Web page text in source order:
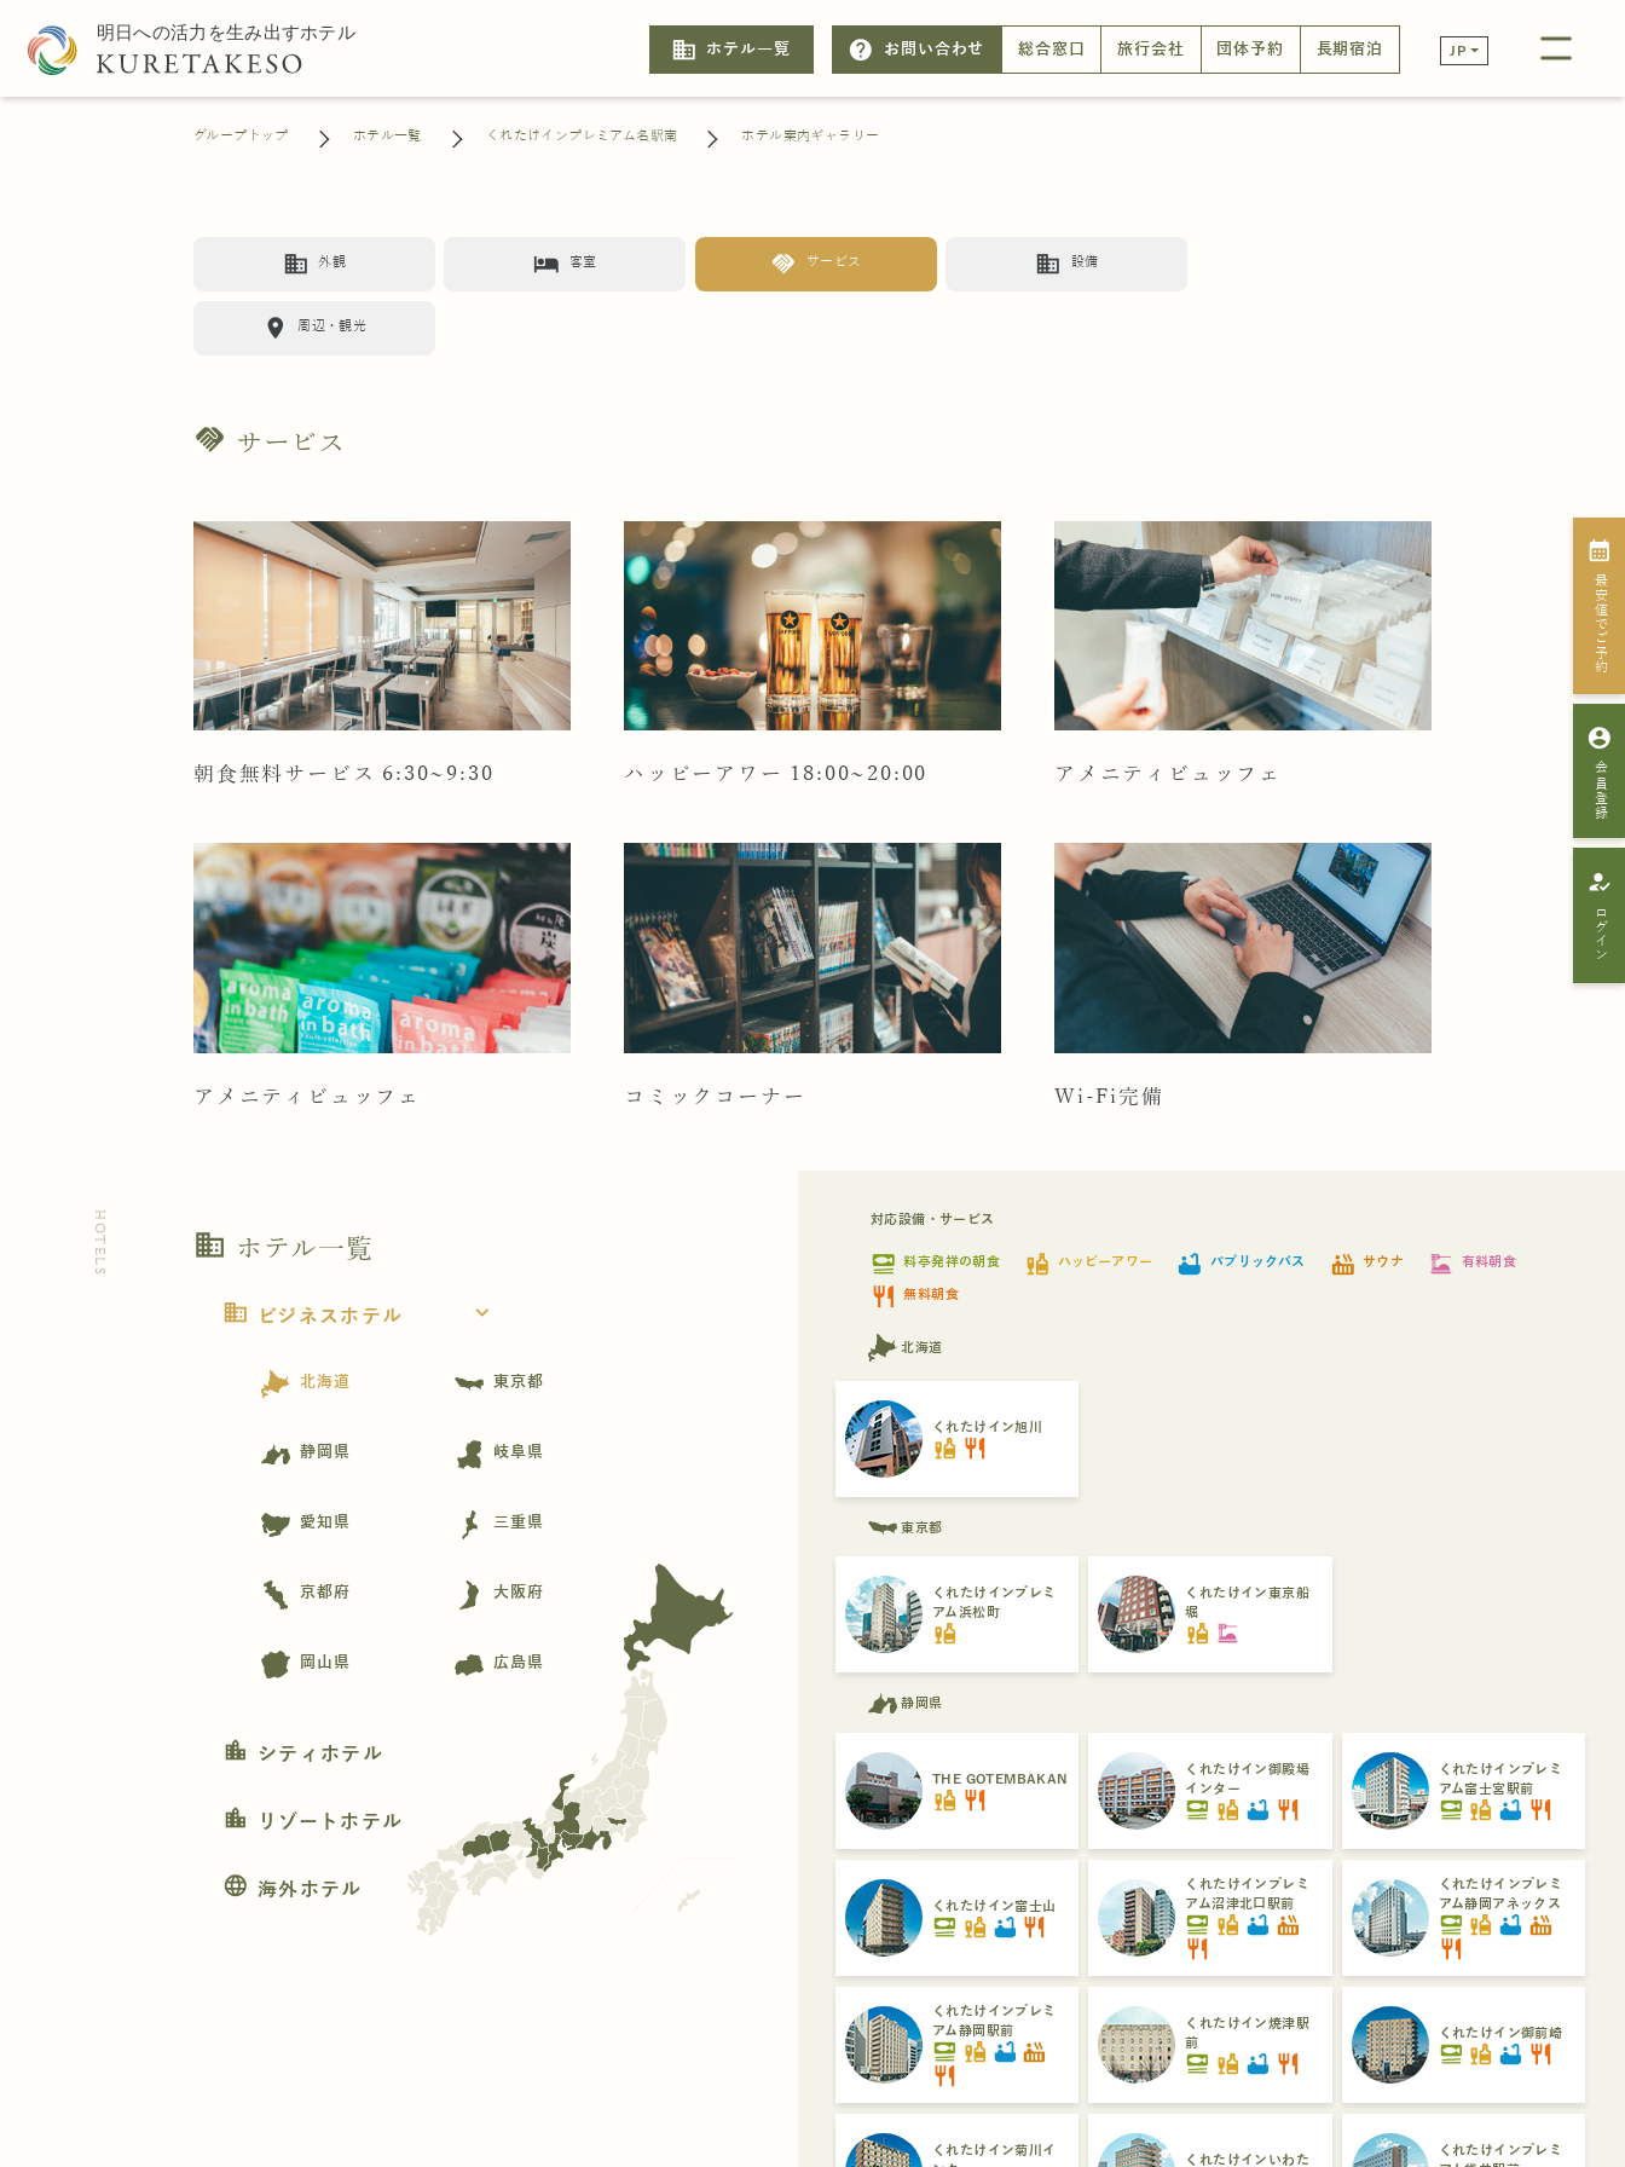
business ホテル一覧 help お問い合わせ 総合窓口 旅行会社 団体予約 長期宿泊 JP
calendar_month
最安値でご予約
account_circle
会員登録
how_to_reg
ログイン
グループトップ ホテル一覧 くれたけインプレミアム名駅南 ホテル案内ギャラリー
business 外観 hotel 客室 handshake サービス business 設備
location_on 周辺・観光
handshake サービス
朝食無料サービス 6:30~9:30 ハッピーアワー 18:00~20:00 アメニティビュッフェ
アメニティビュッフェ コミックコーナー Wi-Fi完備
HOTELS business ホテル一覧
business ビジネスホテル expand_more
北海道 東京都
静岡県 岐阜県
愛知県 三重県
京都府 大阪府
岡山県 広島県
location_city シティホテル
location_city リゾートホテル
language 海外ホテル
対応設備・サービス
set_meal 料亭発祥の朝食 liquor ハッピーアワー bathtub パブリックバス hot_tub サウナ dinner_dining 有料朝食
restaurant 無料朝食
北海道
くれたけイン旭川
liquor restaurant
東京都
くれたけインプレミ
アム浜松町
liquor
くれたけイン東京船
堀
liquor dinner_dining
静岡県
THE GOTEMBAKAN
liquor restaurant
くれたけイン御殿場
インター
set_meal liquor bathtub restaurant
くれたけインプレミ
アム富士宮駅前
set_meal liquor bathtub restaurant
くれたけイン富士山
set_meal liquor bathtub restaurant
くれたけインプレミ
アム沼津北口駅前
set_meal liquor bathtub hot_tub
restaurant
くれたけインプレミ
アム静岡アネックス
set_meal liquor bathtub hot_tub
restaurant
くれたけインプレミ
アム静岡駅前
set_meal liquor bathtub hot_tub
restaurant
くれたけイン焼津駅
前
set_meal liquor bathtub restaurant
くれたけイン御前崎
set_meal liquor bathtub restaurant
くれたけイン菊川イ
くれたけインいわた
くれたけインプレミ